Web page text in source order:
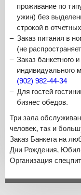
проживание по
ужин) без
строкой в
Заказ питания в
(не
Заказ банкетного
индивидуального
(902) 982-44-34
Для гостей
бизнес обедов.
Три зала
человек, так и
Заказ Банкета на
Дни Рождения,
Организация